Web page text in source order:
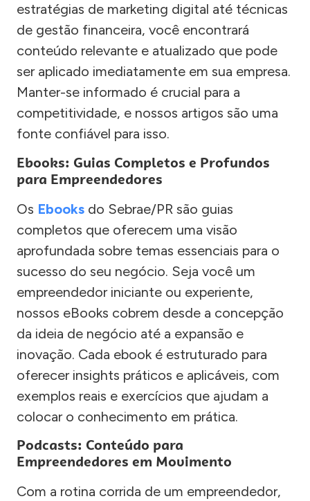
estratégias de marketing digital até técnicas
de gestão financeira, você encontrará
conteúdo relevante e atualizado que pode
ser aplicado imediatamente em sua empresa.
Manter-se informado é crucial para a
competitividade, e nossos artigos são uma
fonte confiável para isso.
Ebooks: Guias Completos e Profundos
para Empreendedores
Os Ebooks do Sebrae/PR são guias
completos que oferecem uma visão
aprofundada sobre temas essenciais para o
sucesso do seu negócio. Seja você um
empreendedor iniciante ou experiente,
nossos eBooks cobrem desde a concepção
da ideia de negócio até a expansão e
inovação. Cada ebook é estruturado para
oferecer insights práticos e aplicáveis, com
exemplos reais e exercícios que ajudam a
colocar o conhecimento em prática.
Podcasts: Conteúdo para
Empreendedores em Movimento
Com a rotina corrida de um empreendedor,